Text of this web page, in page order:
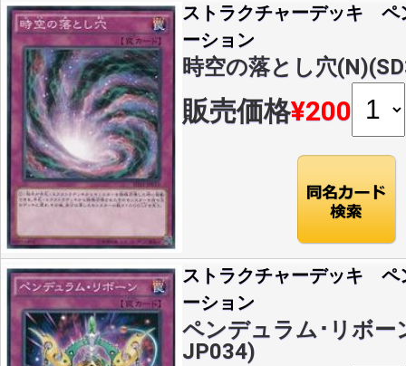
ストラクチャーデッキ ペ
ーション
時空の落とし穴
販売価格¥200
ストラクチャーデッキ ペ
ーション
ペンデュラム･リボー
JP034)